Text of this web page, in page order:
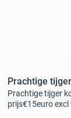
Prachtige
Prachtige tijger
prijs€15euro